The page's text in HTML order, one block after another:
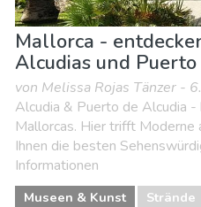
Mallorca -
Alcudias und
von Melissa Rojas Tänzer -
Alcudia & Puerto de Alcudia
Mallorcas. Hier trifft Moderne
Ihnen die besten
Informationen
Museen & Kunst Strände